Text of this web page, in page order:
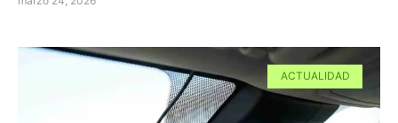
ACTUALIDAD